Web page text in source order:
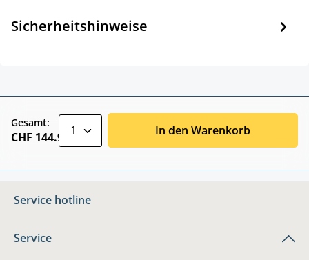
Sicherheitshinweise
Gesamt:
CHF 144.90 In den Warenkorb
Service hotline
Service